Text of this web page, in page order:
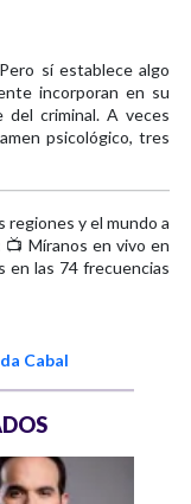
sí establece algo
incorporan en su
del criminal. A veces
psicológico, tres
regiones y el mundo a
Míranos en vivo en
en las 74 frecuencias
Cabal